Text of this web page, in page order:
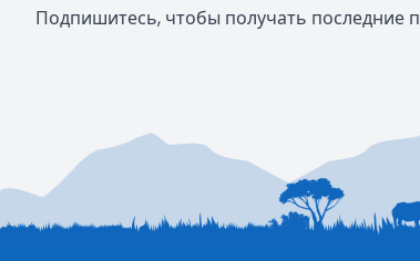
Подпишитесь, чтобы получать последние